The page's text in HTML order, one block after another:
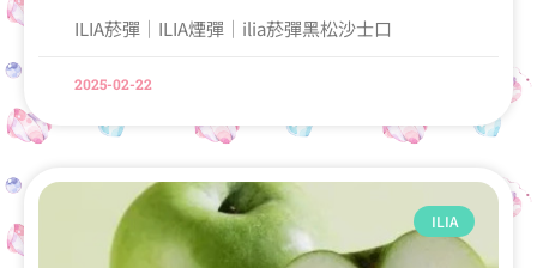
ILIA菸彈│ILIA煙彈│ilia菸彈黑松沙士口
2025-02-22
ILIA